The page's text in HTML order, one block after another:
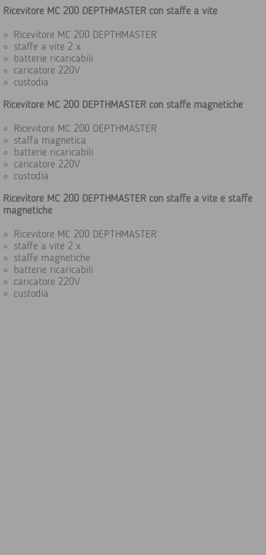
Ricevitore MC 200 DEPTHMASTER con staffe a vite
Ricevitore MC 200 DEPTHMASTER
staffe a vite 2 x
batterie ricaricabili
caricatore 220V
custodia
Ricevitore MC 200 DEPTHMASTER con staffe magnetiche
Ricevitore MC 200 DEPTHMASTER
staffa magnetica
batterie ricaricabili
caricatore 220V
custodia
Ricevitore MC 200 DEPTHMASTER con staffe a vite e staffe
magnetiche
Ricevitore MC 200 DEPTHMASTER
staffe a vite 2 x
staffe magnetiche
batterie ricaricabili
caricatore 220V
custodia